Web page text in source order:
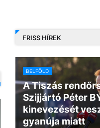
FRISS HÍREK
BELFÖLD
A Tiszás
Szijjártó Péter
kinevezését
gyanúja miatt